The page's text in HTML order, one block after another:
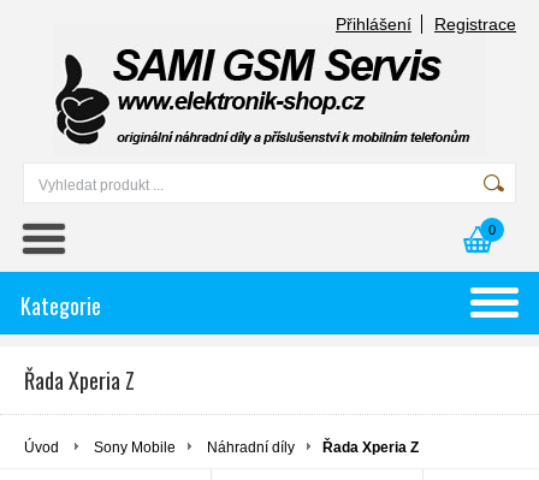
Přihlášení Registrace
0
Kategorie
Řada Xperia Z
Úvod Sony Mobile Náhradní díly Řada Xperia Z